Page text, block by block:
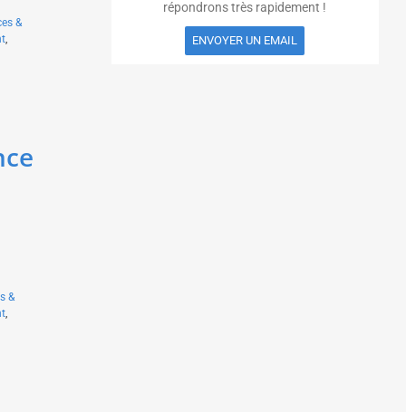
&
,
&
répondrons très rapidement !
ENVOYER UN EMAIL